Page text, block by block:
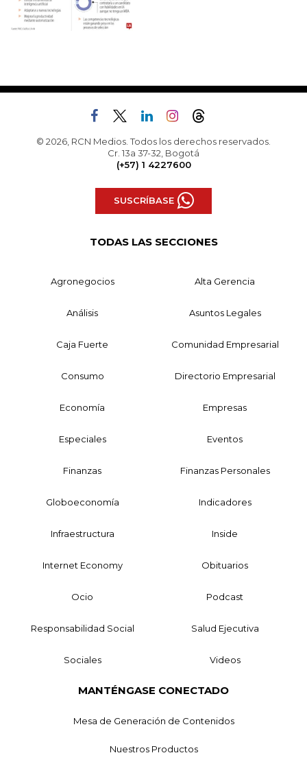
© 2026, RCN Medios. Todos los derechos reservados.
Cr. 13a 37-32, Bogotá
(+57) 1 4227600
SUSCRÍBASE
TODAS LAS SECCIONES
Agronegocios Alta Gerencia
Análisis Asuntos Legales
Caja Fuerte Comunidad Empresarial
Consumo Directorio Empresarial
Economía Empresas
Especiales Eventos
Finanzas Finanzas Personales
Globoeconomía Indicadores
Infraestructura Inside
Internet Economy Obituarios
Ocio Podcast
Responsabilidad Social Salud Ejecutiva
Sociales Videos
MANTÉNGASE CONECTADO
Mesa de Generación de Contenidos
Nuestros Productos